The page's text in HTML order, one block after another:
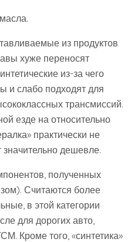
из продуктов
хуже переносят
из-за чего
и слабо подходят для
трансмиссий.
езде на относительно
практически не
значительно дешевле.
полученных
Считаются более
в этой категории
для дорогих авто,
Кроме того, «синтетика»